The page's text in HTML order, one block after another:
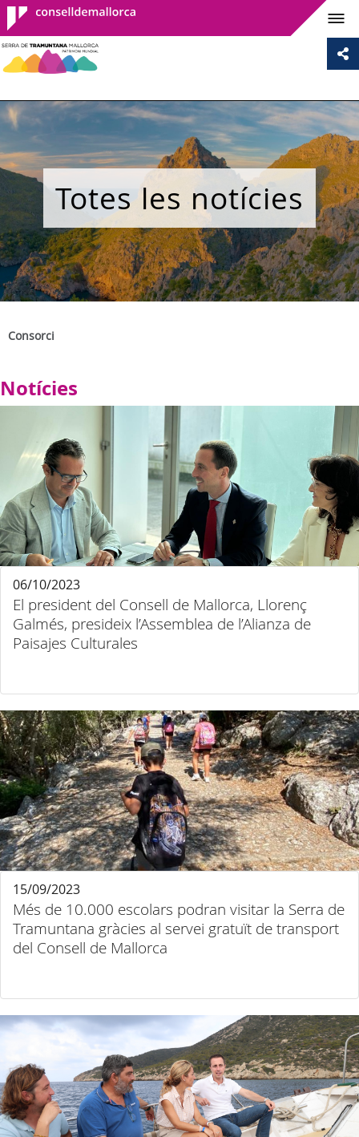
Consell de
Mallorca
Totes les notícies
Consorci
Notícies
El president del Consell de Mallorca, Llorenç
Galmés, presideix l’Assemblea de l’Alianza de
Paisajes Culturales
06/10/2023
Més de 10.000 escolars podran visitar la Serra de
Tramuntana gràcies al servei gratuït de transport
del Consell de Mallorca
15/09/2023